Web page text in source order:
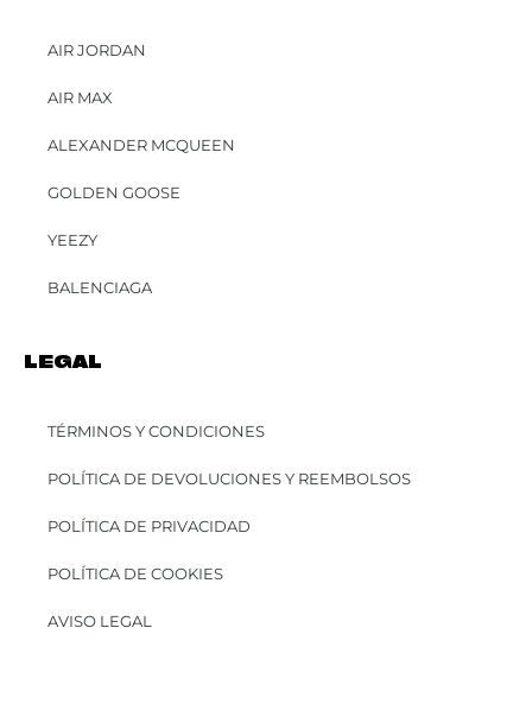
AIR JORDAN
AIR MAX
ALEXANDER MCQUEEN
GOLDEN GOOSE
YEEZY
BALENCIAGA
LEGAL
TÉRMINOS Y CONDICIONES
POLÍTICA DE DEVOLUCIONES Y REEMBOLSOS
POLÍTICA DE PRIVACIDAD
POLÍTICA DE COOKIES
AVISO LEGAL